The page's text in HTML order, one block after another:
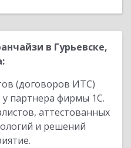
в Гурьевске,
(договоров ИТС)
партнера фирмы 1С.
аттестованных
и решений